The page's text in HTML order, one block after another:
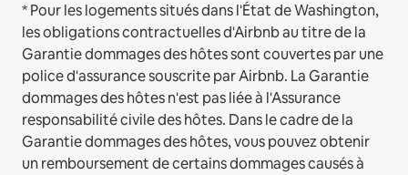
* Pour les logements situés dans l'État de Washington,
les obligations contractuelles d'Airbnb au titre de la
Garantie dommages des hôtes sont couvertes par une
police d'assurance souscrite par Airbnb. La Garantie
dommages des hôtes n'est pas liée à l'Assurance
responsabilité civile des hôtes. Dans le cadre de la
Garantie dommages des hôtes, vous pouvez obtenir
un remboursement de certains dommages causés à